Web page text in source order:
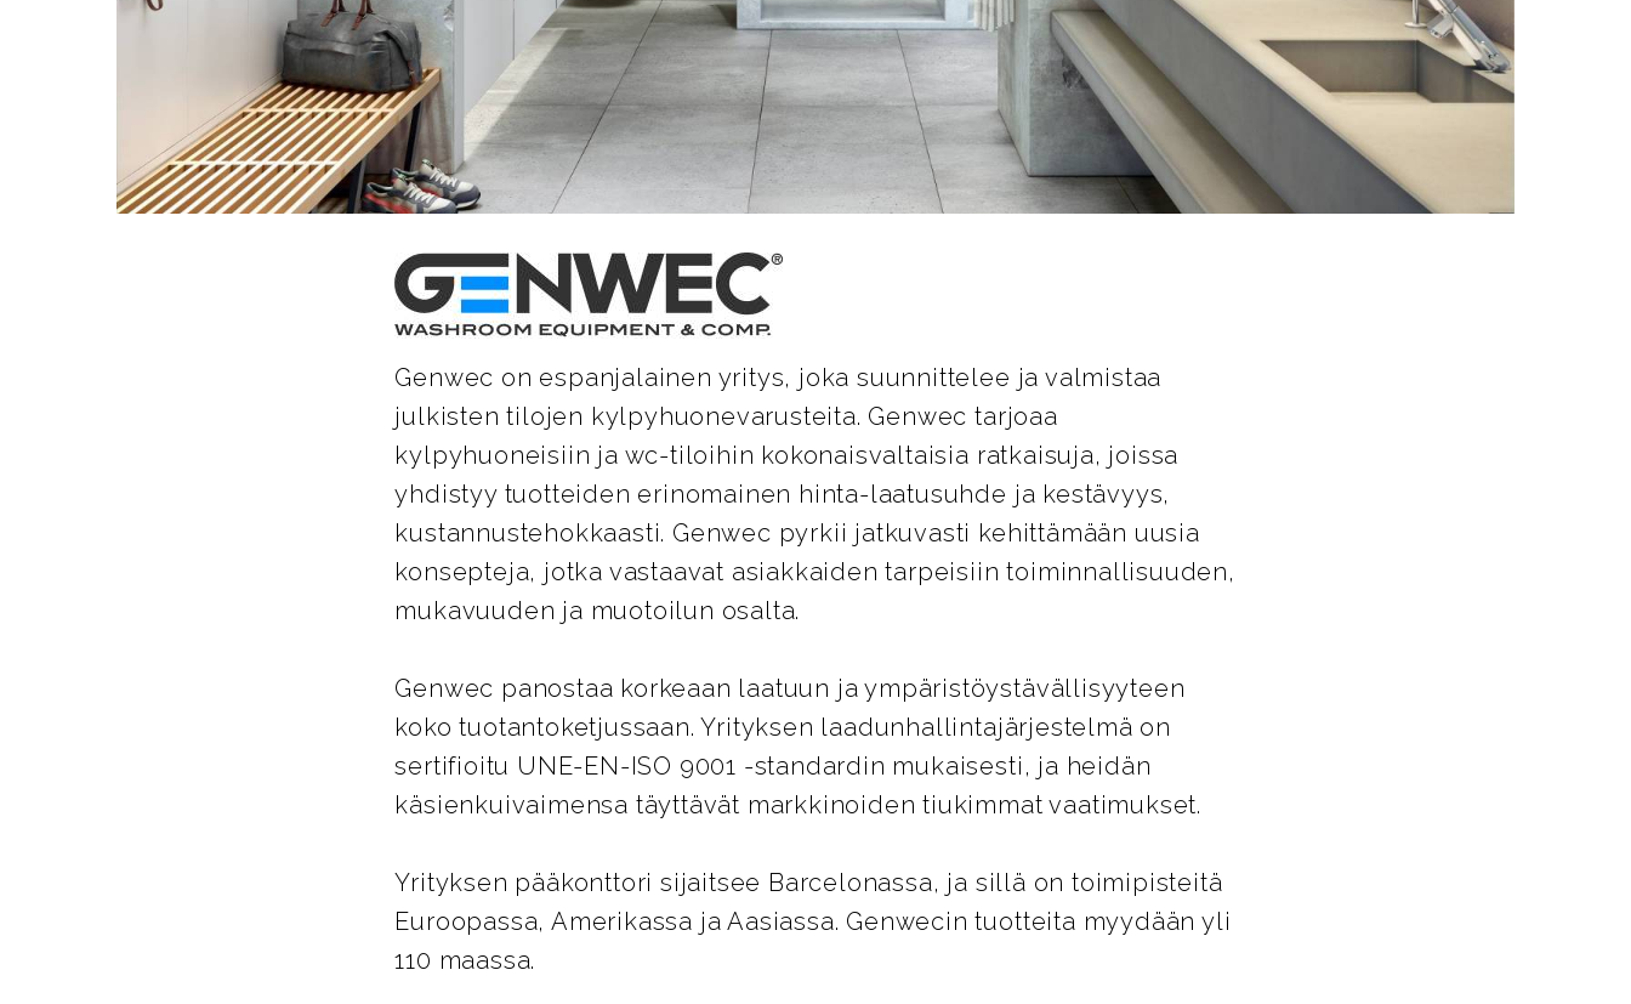
Genwec on espanjalainen yritys, joka suunnittelee ja valmistaa
julkisten tilojen kylpyhuonevarusteita. Genwec tarjoaa
kylpyhuoneisiin ja wc-tiloihin kokonaisvaltaisia ratkaisuja, joissa
yhdistyy tuotteiden erinomainen hinta-laatusuhde ja kestävyys,
kustannustehokkaasti. Genwec pyrkii jatkuvasti kehittämään uusia
konsepteja, jotka vastaavat asiakkaiden tarpeisiin toiminnallisuuden,
mukavuuden ja muotoilun osalta.
Genwec panostaa korkeaan laatuun ja ympäristöystävällisyyteen
koko tuotantoketjussaan. Yrityksen laadunhallintajärjestelmä on
sertifioitu UNE-EN-ISO 9001 -standardin mukaisesti, ja heidän
käsienkuivaimensa täyttävät markkinoiden tiukimmat vaatimukset.
Yrityksen pääkonttori sijaitsee Barcelonassa, ja sillä on toimipisteitä
Euroopassa, Amerikassa ja Aasiassa. Genwecin tuotteita myydään yli
110 maassa.